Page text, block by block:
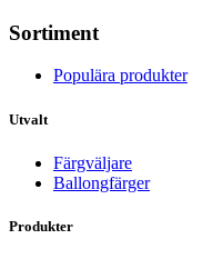
Sortiment
Populära produkter
Utvalt
Färgväljare
Ballongfärger
Produkter